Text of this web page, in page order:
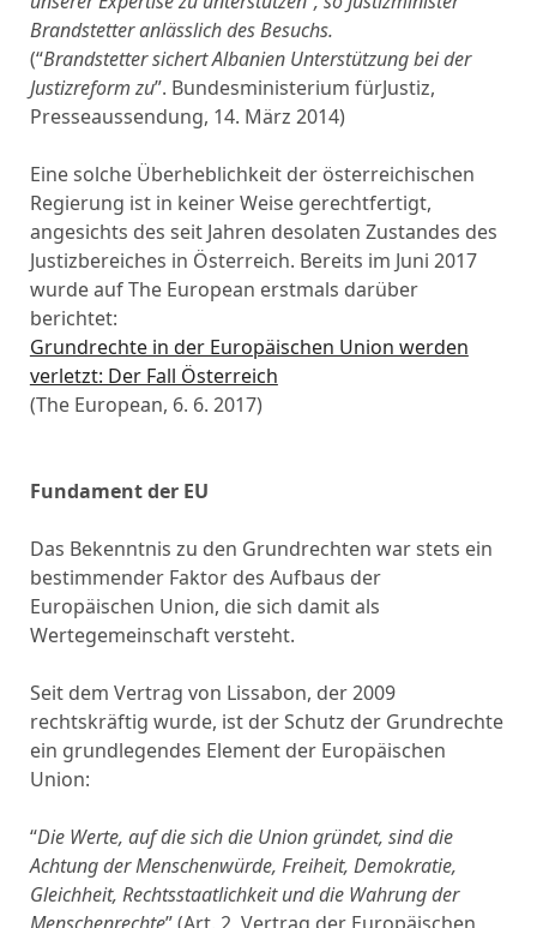
Brandstetter anlässlich des Besuchs.
(“Brandstetter sichert Albanien Unterstützung bei der
Justizreform zu”. Bundesministerium fürJustiz,
Presseaussendung, 14. März 2014)
Eine solche Überheblichkeit der österreichischen
Regierung ist in keiner Weise gerechtfertigt,
angesichts des seit Jahren desolaten Zustandes des
Justizbereiches in Österreich. Bereits im Juni 2017
wurde auf The European erstmals darüber
berichtet:
Grundrechte in der Europäischen Union werden
verletzt: Der Fall Österreich
(The European, 6. 6. 2017)
Fundament der EU
Das Bekenntnis zu den Grundrechten war stets ein
bestimmender Faktor des Aufbaus der
Europäischen Union, die sich damit als
Wertegemeinschaft versteht.
Seit dem Vertrag von Lissabon, der 2009
rechtskräftig wurde, ist der Schutz der Grundrechte
ein grundlegendes Element der Europäischen
Union:
“Die Werte, auf die sich die Union gründet, sind die
Achtung der Menschenwürde, Freiheit, Demokratie,
Gleichheit, Rechtsstaatlichkeit und die Wahrung der